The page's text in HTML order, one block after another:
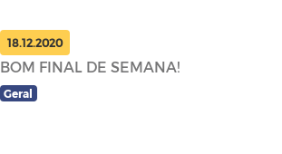
18.12.2020
BOM FINAL DE SEMANA!
Geral